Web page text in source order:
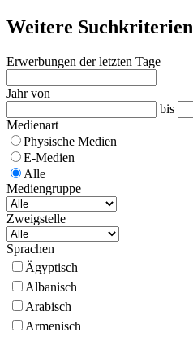
Weitere Suchkriterien
Erwerbungen der letzten Tage
Jahr von
bis
Medienart
Physische Medien
E-Medien
Alle
Mediengruppe
Zweigstelle
Sprachen
Ägyptisch
Albanisch
Arabisch
Armenisch